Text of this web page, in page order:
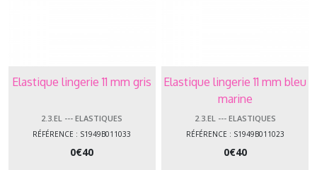
Elastique lingerie 11 mm gris
2.3.EL --- ELASTIQUES
RÉFÉRENCE : S1949B011033
0€40
Elastique lingerie 11 mm bleu
marine
2.3.EL --- ELASTIQUES
RÉFÉRENCE : S1949B011023
0€40